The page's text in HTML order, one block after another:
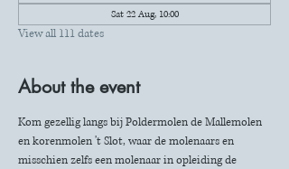
Sat 22 Aug, 10:00
View all 111 dates
About the event
Kom gezellig langs bij Poldermolen de Mallemolen
en korenmolen 't Slot, waar de molenaars en
misschien zelfs een molenaar in opleiding de